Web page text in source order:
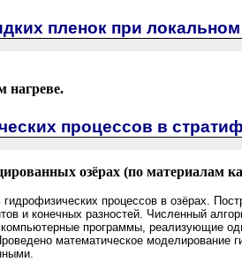
пленок при локальном
нагреве.
процессов в
озёрах (по материалам
процессов в озёрах.
и конечных разностей. Численный
программы, реализующие
математическое моделирование